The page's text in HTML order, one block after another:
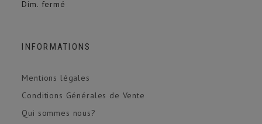
Dim. fermé
INFORMATIONS
Mentions légales
Conditions Générales de Vente
Qui sommes nous?